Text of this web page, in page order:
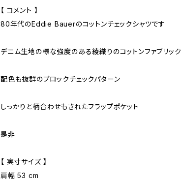
【 コメント 】
80年代のEddie Bauerのコットンチェックシャツです
デニム生地の様な強度のある綾織りのコットンファブリック
配色も抜群のブロックチェックパターン
しっかりと柄合わせもされたフラップポケット
是非
【 実寸サイズ 】
肩幅 53 cm